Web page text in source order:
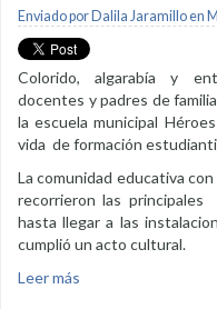
Enviado por Dalila Jaramilloen
Colorido, algarabía y
docentes y padres de
la escuela municipal
vida de formación
La comunidad educativa
recorrieron las principales
hasta llegar a las
cumplió un acto cultural.
Leer más